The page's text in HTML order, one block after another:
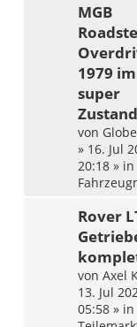
MGB
1979 im
super
von
» 16. Jul
20:18 » in
Rover
von Axel
13. Jul
05:58 » in